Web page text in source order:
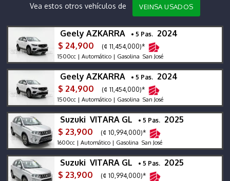
Vea estos otros vehículos de VEINSA USADOS
Geely AZKARRA • 5 Pas. 2024
$ 24,900
(¢ 11,454,000)*
1500cc | Automático | Gasolina San José
Geely AZKARRA • 5 Pas. 2024
$ 24,900
(¢ 11,454,000)*
1500cc | Automático | Gasolina San José
Suzuki VITARA GL • 5 Pas. 2025
$ 23,900
(¢ 10,994,000)*
1600cc | Automático | Gasolina San José
Suzuki VITARA GL • 5 Pas. 2025
$ 23,900
(¢ 10,994,000)*